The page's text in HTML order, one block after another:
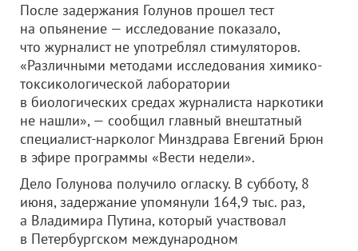
После задержания Голунов прошел тест
на опьянение — исследование показало,
что журналист не употреблял стимуляторов.
«Различными методами исследования химико-
токсикологической лаборатории
в биологических средах журналиста наркотики
не нашли», — сообщил главный внештатный
специалист-нарколог Минздрава Евгений Брюн
в эфире программы «Вести недели».
Дело Голунова получило огласку. В субботу, 8
июня, задержание упомянули 164,9 тыс. раз,
а Владимира Путина, который участвовал
в Петербургском международном